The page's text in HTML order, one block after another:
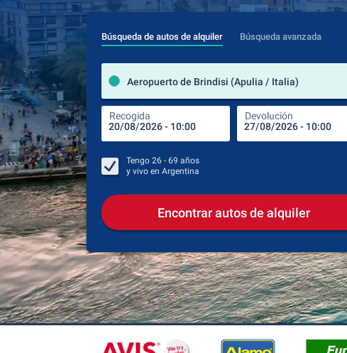
Búsqueda de autos de alquiler Búsqueda avanzada
Aeropuerto de Brindisi (Apulia / Italia)
Recogida Devolución
Tengo 26 - 69 años
y vivo en Argentina
Encontrar autos de alquiler